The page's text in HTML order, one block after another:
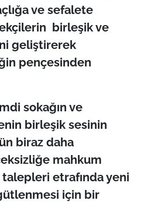
ve sefalete
birleşik ve
geliştirerek
pençesinden
sokağın ve
birleşik sesinin
biraz daha
mahkum
etrafında yeni
için bir